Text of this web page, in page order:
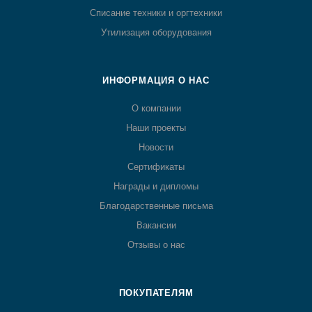
Списание техники и оргтехники
Утилизация оборудования
ИНФОРМАЦИЯ О НАС
О компании
Наши проекты
Новости
Сертификаты
Награды и дипломы
Благодарственные письма
Вакансии
Отзывы о нас
ПОКУПАТЕЛЯМ